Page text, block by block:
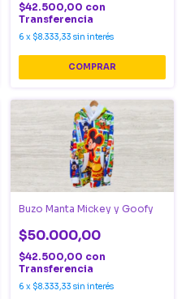
$42.500,00 con
Transferencia
6 x $8.333,33 sin interés
COMPRAR
Buzo Manta Mickey y Goofy
$50.000,00
$42.500,00 con
Transferencia
6 x $8.333,33 sin interés